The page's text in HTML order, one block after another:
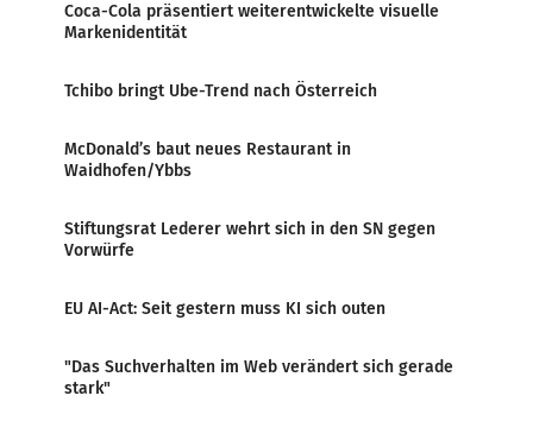
Coca-Cola präsentiert weiterentwickelte visuelle
Markenidentität
Tchibo bringt Ube-Trend nach Österreich
McDonald’s baut neues Restaurant in
Waidhofen/Ybbs
Stiftungsrat Lederer wehrt sich in den SN gegen
Vorwürfe
EU AI-Act: Seit gestern muss KI sich outen
"Das Suchverhalten im Web verändert sich gerade
stark"